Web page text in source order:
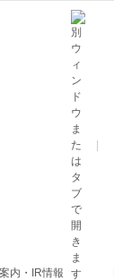
内・IR情報